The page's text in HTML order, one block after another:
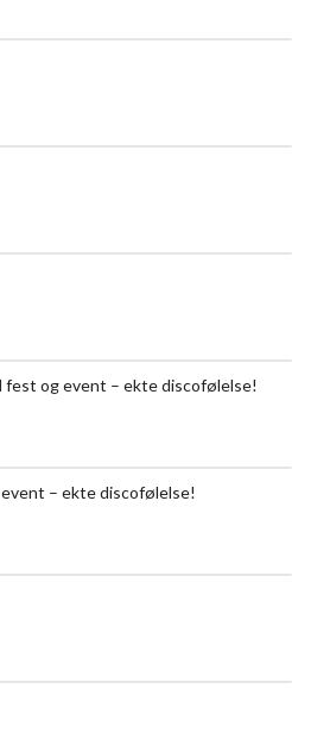
fest og event – ekte discofølelse!
– ekte discofølelse!